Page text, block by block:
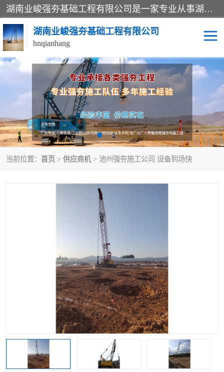
湖南业峻强夯基础工程有限公司是一家专业从事湖南强夯基础工程、强夯机租赁，地基处理的施工单位。业务覆盖：湖南、广东，江西等地。可承接1000KN.m-25000KN.m强夯（置换）工程。公司创始人是国内较早期从事强夯施工的建设者，经过多年的一步一个脚印的发展，在行业内具有较高的度和良好的口碑。
湖南业峻强夯基础工程有限公司
hnqianhang
当前位置： 首页 > 供应商机 > 池州强夯施工公司 设备到场快
强夯施工案例 强夯机租赁
强夯施工工程 强夯施工队伍
强夯队伍